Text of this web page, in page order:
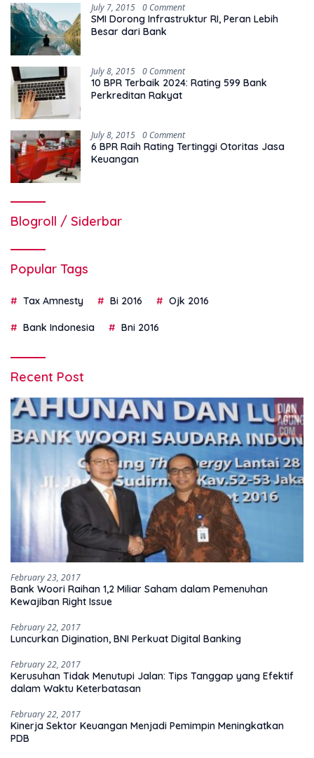
July 7, 2015 0 Comment
SMI Dorong Infrastruktur RI, Peran Lebih
Besar dari Bank
July 8, 2015 0 Comment
10 BPR Terbaik 2024: Rating 599 Bank
Perkreditan Rakyat
July 8, 2015 0 Comment
6 BPR Raih Rating Tertinggi Otoritas Jasa
Keuangan
Blogroll / Siderbar
Popular Tags
Tax Amnesty Bi 2016 Ojk 2016
Bank Indonesia Bni 2016
Recent Post
February 23, 2017
Bank Woori Raihan 1,2 Miliar Saham dalam Pemenuhan
Kewajiban Right Issue
February 22, 2017
Luncurkan Digination, BNI Perkuat Digital Banking
February 22, 2017
Kerusuhan Tidak Menutupi Jalan: Tips Tanggap yang Efektif
dalam Waktu Keterbatasan
February 22, 2017
Kinerja Sektor Keuangan Menjadi Pemimpin Meningkatkan
PDB